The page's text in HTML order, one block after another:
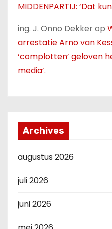
MIDDENPARTIJ: ‘Dat
ing. J. Onno Dekkerop
arrestatie Arno van
‘complotten’ geloven
media’.
Archives
augustus 2026
juli 2026
juni 2026